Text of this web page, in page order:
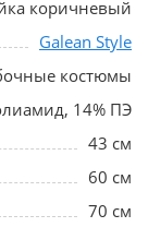
коричневый
Galean Style
костюмы
14% ПЭ
43 см
60 см
70 см